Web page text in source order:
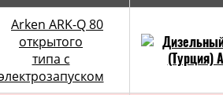
Arken ARK-Q 80
открытого
типа с